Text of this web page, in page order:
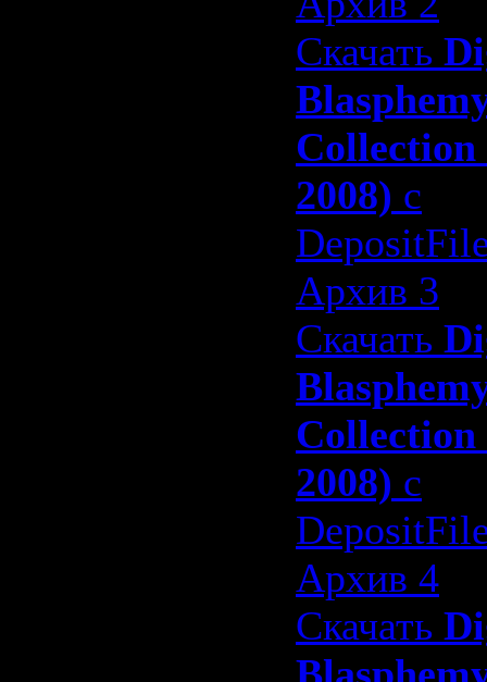
Скачать
Collection
2008) с
Архив 3
Скачать
Collection
2008) с
Архив 4
Скачать